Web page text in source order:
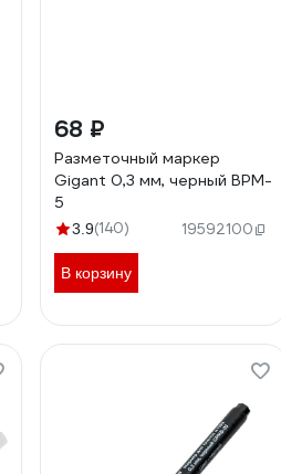
68 ₽
Разметочный маркер
Gigant 0,3 мм, черный BPM-
5
3.9(140) 19592100
В корзину